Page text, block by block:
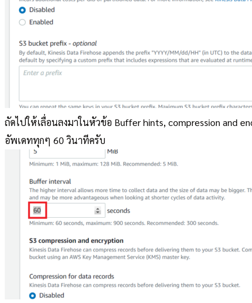
ถัดไปให้เลื่อนลงมาในหัวข้อ Buffer hints, compression and
อัพเดททุกๆ 60 วินาทีครับ